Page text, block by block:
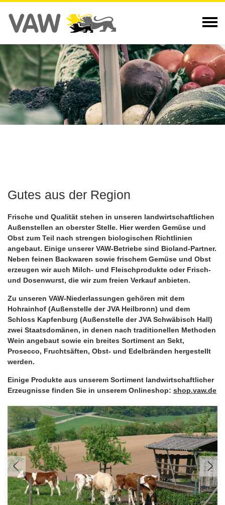
Gutes aus der Region
Frische und Qualität stehen in unseren landwirtschaftlichen
Außenstellen an oberster Stelle. Hier werden Gemüse und
Obst zum Teil nach strengen biologischen Richtlinien
angebaut. Einige unserer VAW-Betriebe sind Bioland-Partner.
Neben feinen Backwaren sowie frischem Gemüse und Obst
erzeugen wir auch Milch- und Fleischprodukte oder Frisch-
und Dosenwurst, die wir zum freien Verkauf anbieten.
Zu unseren VAW-Niederlassungen gehören mit dem
Hohrainhof (Außenstelle der JVA Heilbronn) und dem
Schloss Kapfenburg (Außenstelle der JVA Schwäbisch Hall)
zwei Staatsdomänen, in denen nach traditionellen Methoden
Wein angebaut sowie ein breites Sortiment an Sekt,
Prosecco, Fruchtsäften, Obst- und Edelbränden hergestellt
werden.
Einige Produkte aus unserem Sortiment landwirtschaftlicher
Erzeugnisse finden Sie in unserem Onlineshop: shop.vaw.de